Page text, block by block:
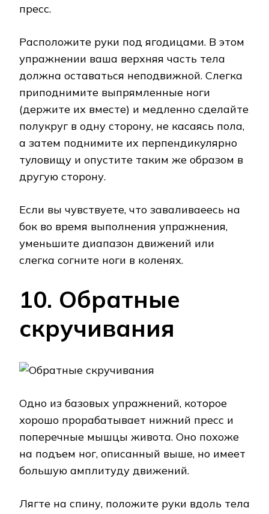
пресс.
Расположите руки под ягодицами. В этом
упражнении ваша верхняя часть тела
должна оставаться неподвижной. Слегка
приподнимите выпрямленные ноги
(держите их вместе) и медленно сделайте
полукруг в одну сторону, не касаясь пола,
а затем поднимите их перпендикулярно
туловищу и опустите таким же образом в
другую сторону.
Если вы чувствуете, что заваливаеесь на
бок во время выполнения упражнения,
уменьшите диапазон движений или
слегка согните ноги в коленях.
10. Обратные
скручивания
Одно из базовых упражнений, которое
хорошо прорабатывает нижний пресс и
поперечные мышцы живота. Оно похоже
на подъем ног, описанный выше, но имеет
большую амплитуду движений.
Лягте на спину, положите руки вдоль тела